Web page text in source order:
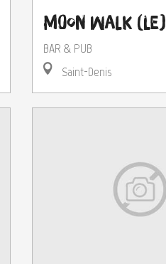
Moon Walk (Le)
BAR & PUB
Saint-Denis